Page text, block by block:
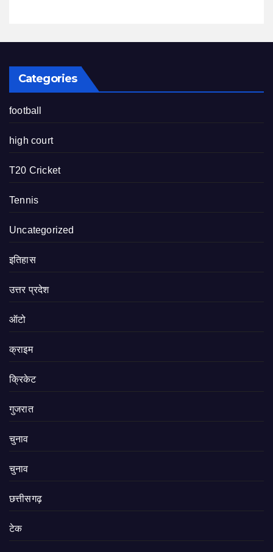
Categories
football
high court
T20 Cricket
Tennis
Uncategorized
इतिहास
उत्तर प्रदेश
ऑटो
क्राइम
क्रिकेट
गुजरात
चुनाव
चुनाव
छत्तीसगढ़
टेक